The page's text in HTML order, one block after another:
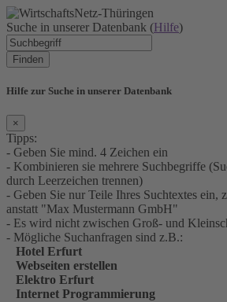
Suche in unserer Datenbank (Hilfe)
Finden
Hilfe zur Suche in unserer Datenbank
×
Tipps:
- Geben Sie mind. 4 Zeichen ein
- Kombinieren sie mehrere Suchbegriffe
durch Leerzeichen trennen)
- Geben Sie nur Teile Ihres Suchtextes ein,
anstatt "Max Mustermann GmbH"
- Es wird nicht zwischen Groß- und
- Mögliche Suchanfragen sind z.B.:
Hotel Erfurt
Webseiten erstellen
Elektro Erfurt
Internet Programmierung